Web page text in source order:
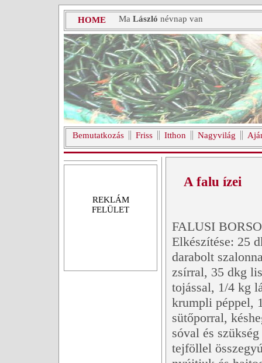
HOME Ma László névnap van
Bemutatkozás Friss Itthon Nagyvilág
REKLÁM
FELÜLET
A falu ízei
FALUSI
Elkészítése: 25
darabolt
zsírral, 35 dkg
tojással, 1/4 kg
krumpli péppel,
sütőporral,
sóval és
tejföllel